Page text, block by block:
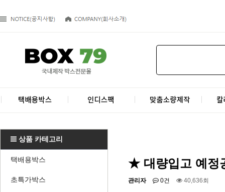
상품 카테고리
택배용박스
초특가박스
★ 대량입고 예정
관리자 0건 40,636회